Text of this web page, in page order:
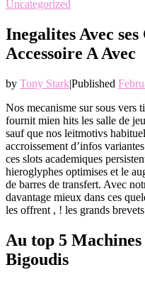
Uncategorized
Inegalites Avec ses
Accessoire A Avec
by Tony Stark|Published
Nos mecanisme sur sous vers
fournit mien hits les salle de
sauf que nos leitmotivs
accroissement d’infos
ces slots academiques
hieroglyphes optimises et le
de barres de transfert. Avec
davantage mieux dans ces
les offrent , ! les grands
Au top 5 Machines
Bigoudis